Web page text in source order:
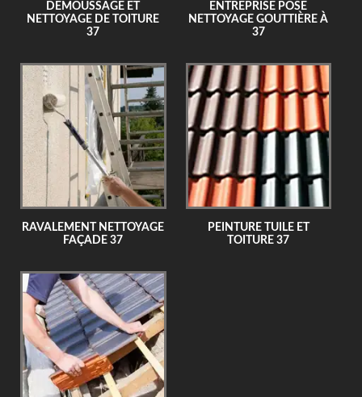
DEMOUSSAGE ET
NETTOYAGE DE TOITURE
37
ENTREPRISE POSE
NETTOYAGE GOUTTIÈRE À
37
RAVALEMENT NETTOYAGE
FAÇADE 37
PEINTURE TUILE ET
TOITURE 37